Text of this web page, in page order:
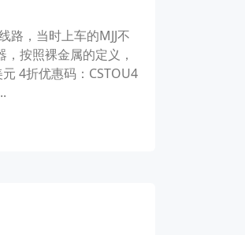
，当时上车的MJJ不
按照裸金属的定义，
4折优惠码：CSTOU4